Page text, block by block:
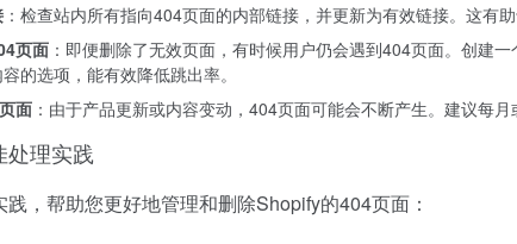
：检查站内所有指向404页面的内部链接，并更新为有效链接。这有
页面 ：即便删除了无效页面，有时候用户仍会遇到404页面。创建
的选项，能有效降低跳出率。
面 ：由于产品更新或内容变动，404页面可能会不断产生。建议每
处理实践
，帮助您更好地管理和删除Shopify的404页面：